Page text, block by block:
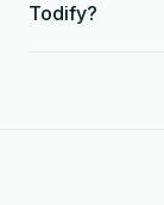
Todify?